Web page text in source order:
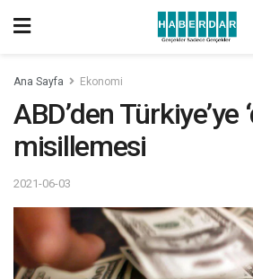
Ana Sayfa Ekonomi
ABD’den Türkiye’ye
misillemesi
2021-06-03